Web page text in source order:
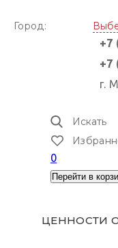
Город:
+7
+7
г.
Искать
0
Перейти в
ЦЕННОСТИ